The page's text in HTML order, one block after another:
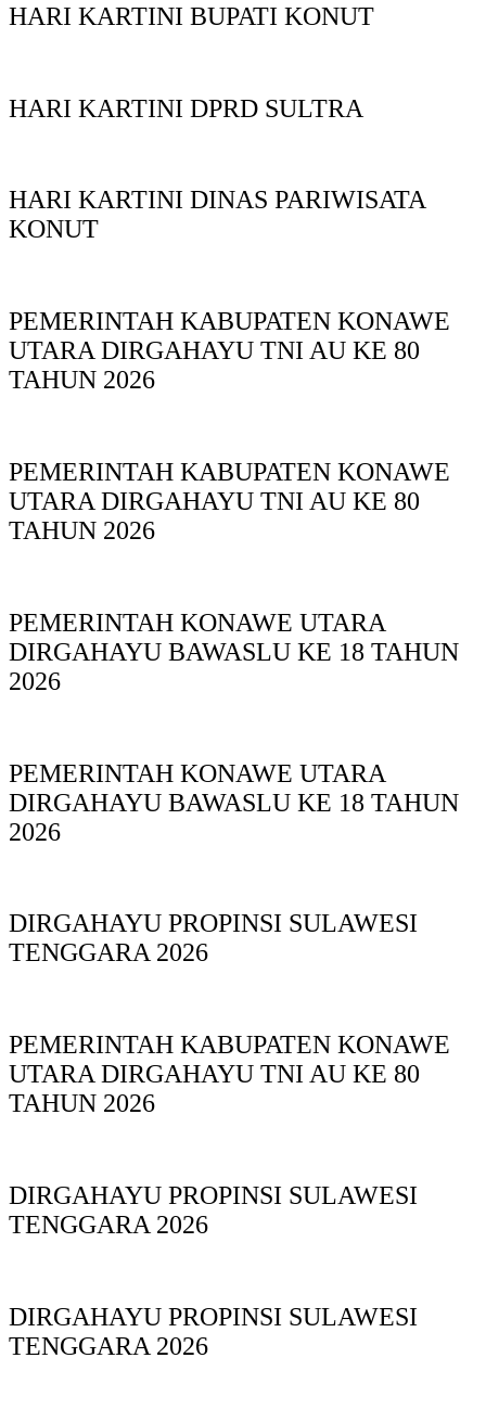
HARI KARTINI BUPATI KONUT
HARI KARTINI DPRD SULTRA
HARI KARTINI DINAS PARIWISATA
KONUT
PEMERINTAH KABUPATEN KONAWE
UTARA DIRGAHAYU TNI AU KE 80
TAHUN 2026
PEMERINTAH KABUPATEN KONAWE
UTARA DIRGAHAYU TNI AU KE 80
TAHUN 2026
PEMERINTAH KONAWE UTARA
DIRGAHAYU BAWASLU KE 18 TAHUN
2026
PEMERINTAH KONAWE UTARA
DIRGAHAYU BAWASLU KE 18 TAHUN
2026
DIRGAHAYU PROPINSI SULAWESI
TENGGARA 2026
PEMERINTAH KABUPATEN KONAWE
UTARA DIRGAHAYU TNI AU KE 80
TAHUN 2026
DIRGAHAYU PROPINSI SULAWESI
TENGGARA 2026
DIRGAHAYU PROPINSI SULAWESI
TENGGARA 2026